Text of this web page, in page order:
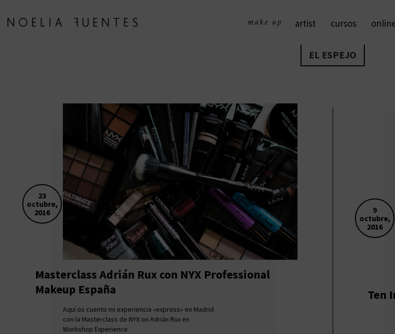
artist cursos
EL ESPEJO
23
octubre,
2016
Masterclass Adrián Rux con NYX Professional
Makeup España
Aquí os cuento mi experiencia «express» en Madrid
con la Masterclass de NYX on Adrián Rux en
Workshop Experience
9
octubre,
2016
Ten